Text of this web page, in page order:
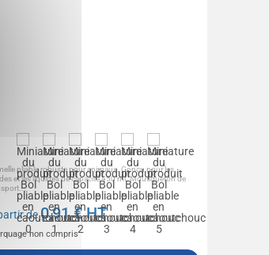
pliable robuste pour animaux. Conçu pour les
et les liquides de capacité 450 ml. Mousqueton de
de0,91€ HT
non compris